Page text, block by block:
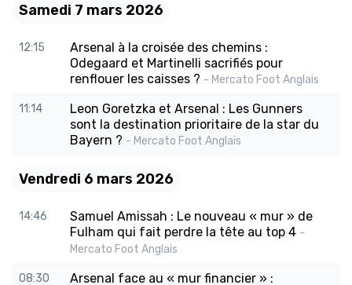
Samedi 7 mars 2026
12:15
Arsenal à la croisée des chemins :
Odegaard et Martinelli sacrifiés pour
renflouer les caisses ? - Mercato Foot Anglais
11:14
Leon Goretzka et Arsenal : Les Gunners
sont la destination prioritaire de la star du
Bayern ? - Mercato Foot Anglais
Vendredi 6 mars 2026
14:46
Samuel Amissah : Le nouveau « mur » de
Fulham qui fait perdre la tête au top 4 -
Mercato Foot Anglais
08:30 Arsenal face au « mur financier » :